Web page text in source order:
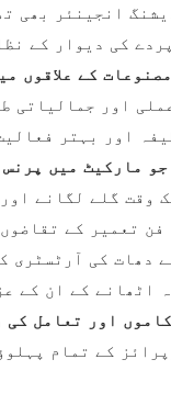
انجینئر بھی
کی دیوار کے
مصنوعات کے علاقوں
اور جمالیاتی
اور بہتر
جو مارکیٹ میں
وقت گلے لگانے
تعمیر کے
دھات کی آرٹسٹری
اٹھانے کے ان کے
اور تعامل